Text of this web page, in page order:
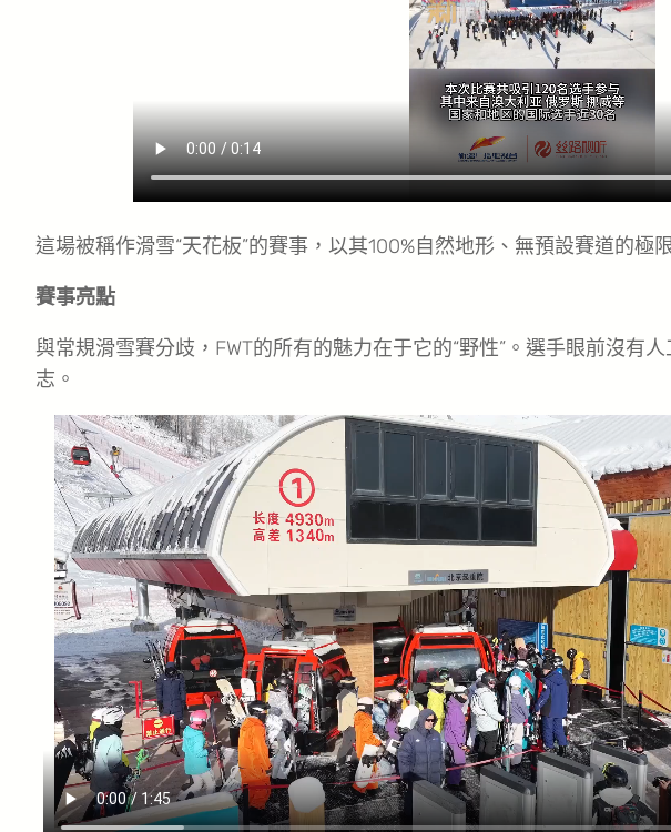
這場被稱作滑雪“天花板”的賽事，以其100%自然地形、無預設賽道的
賽事亮點
與常規滑雪賽分歧，FWT的所有的魅力在于它的“野性”。選手眼前沒有
志。